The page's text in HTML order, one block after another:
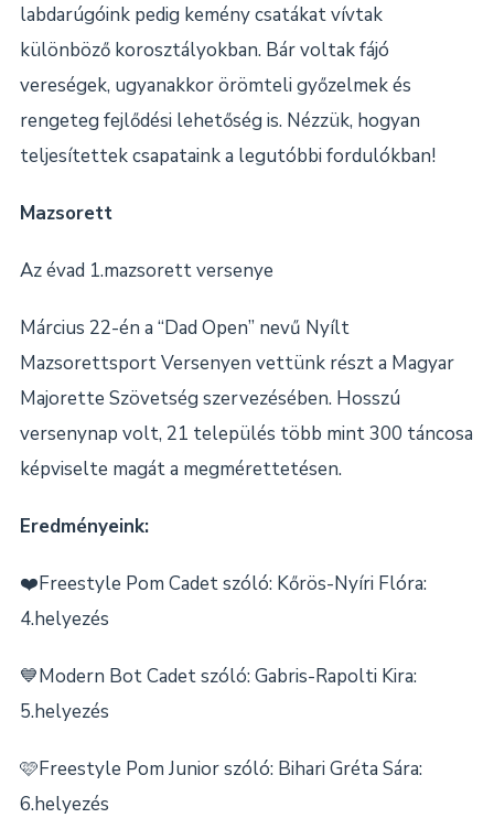
labdarúgóink pedig kemény csatákat vívtak
különböző korosztályokban. Bár voltak fájó
vereségek, ugyanakkor örömteli győzelmek és
rengeteg fejlődési lehetőség is. Nézzük, hogyan
teljesítettek csapataink a legutóbbi fordulókban!
Mazsorett
Az évad 1.mazsorett versenye
Március 22-én a “Dad Open” nevű Nyílt
Mazsorettsport Versenyen vettünk részt a Magyar
Majorette Szövetség szervezésében. Hosszú
versenynap volt, 21 település több mint 300 táncosa
képviselte magát a megmérettetésen.
Eredményeink:
❤️Freestyle Pom Cadet szóló: Kőrös-Nyíri Flóra:
4.helyezés
💙Modern Bot Cadet szóló: Gabris-Rapolti Kira:
5.helyezés
🩷Freestyle Pom Junior szóló: Bihari Gréta Sára:
6.helyezés